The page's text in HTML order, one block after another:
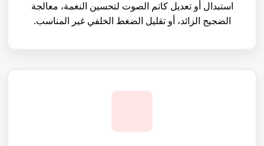
استبدال أو تعديل كاتم الصوت لتحسين النغمة، معالجة
الضجيج الزائد، أو تقليل الضغط الخلفي غير المناسب.